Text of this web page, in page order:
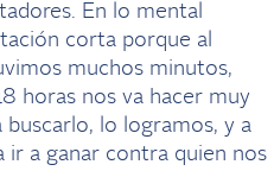
En lo mental
corta porque al
muchos minutos,
horas nos va hacer muy
lo logramos, y a
ir a ganar contra quien nos